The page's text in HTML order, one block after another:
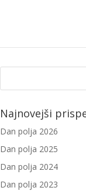
Najnovejši
Dan polja 2026
Dan polja 2025
Dan polja 2024
Dan polja 2023